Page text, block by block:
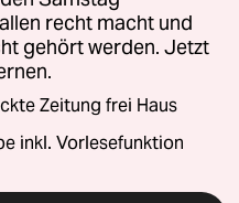
recht macht und
gehört werden. Jetzt
Zeitung frei Haus
inkl. Vorlesefunktion